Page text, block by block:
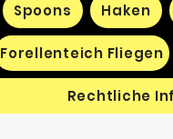
Spoons Haken
Forellenteich Fliegen
Rechtliche